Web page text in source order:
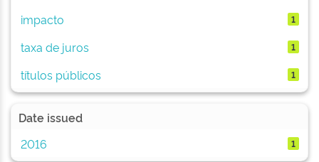
impacto 1
taxa de juros 1
títulos públicos 1
Date issued
2016
1